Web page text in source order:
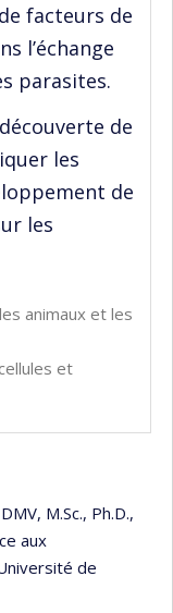
facteurs de
l’échange
parasites.
de
les
de
les
animaux et les
et
DMV, M.Sc., Ph.D.,
aux
de